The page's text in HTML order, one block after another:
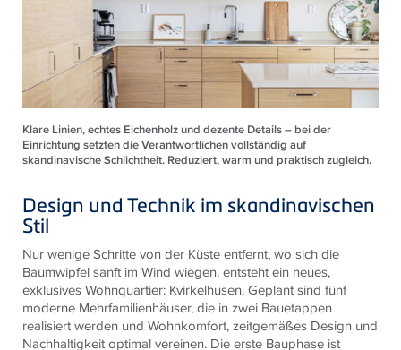
Klare Linien, echtes Eichenholz und dezente Details – bei der
Einrichtung setzten die Verantwortlichen vollständig auf
skandinavische Schlichtheit. Reduziert, warm und praktisch zugleich.
Design und Technik im skandinavischen
Stil
Nur wenige Schritte von der Küste entfernt, wo sich die
Baumwipfel sanft im Wind wiegen, entsteht ein neues,
exklusives Wohnquartier: Kvirkelhusen. Geplant sind fünf
moderne Mehrfamilienhäuser, die in zwei Bauetappen
realisiert werden und Wohnkomfort, zeitgemäßes Design und
Nachhaltigkeit optimal vereinen. Die erste Bauphase ist